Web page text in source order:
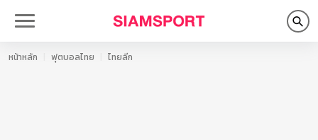
หน้าหลัก ฟุตบอลไทย ไทยลีก